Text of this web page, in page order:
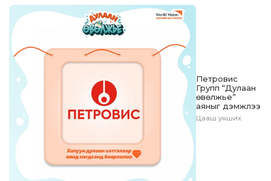
Петровис
Групп “Дулаан
өвөлжье”
аяныг дэмжлээ
Цааш унших